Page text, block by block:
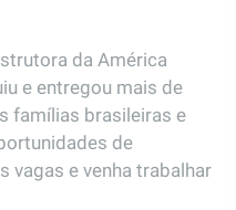
da América
e entregou mais de
famílias brasileiras e
de
vagas e venha trabalhar